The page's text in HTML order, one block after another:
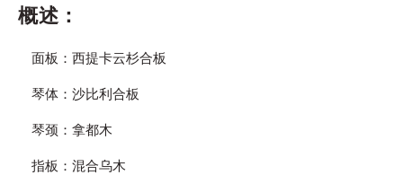
概述：
面板：西提卡云杉合板
琴体：沙比利合板
琴颈：拿都木
指板：混合乌木